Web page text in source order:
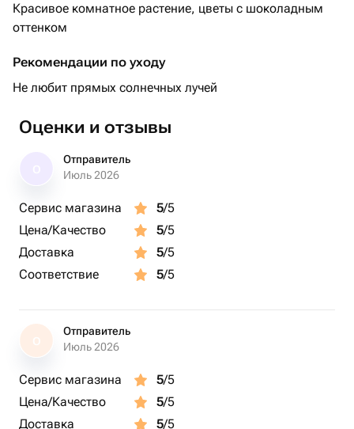
Красивое комнатное растение, цветы с шоколадным
оттенком
Рекомендации по уходу
Не любит прямых солнечных лучей
Оценки и отзывы
Отправитель
Июль 2026
Сервис магазина 5/5
Цена/Качество
5/5
Доставка
5/5
Соответствие
5/5
О
Отправитель
Июль 2026
Сервис магазина 5/5
Цена/Качество
5/5
Доставка
5/5